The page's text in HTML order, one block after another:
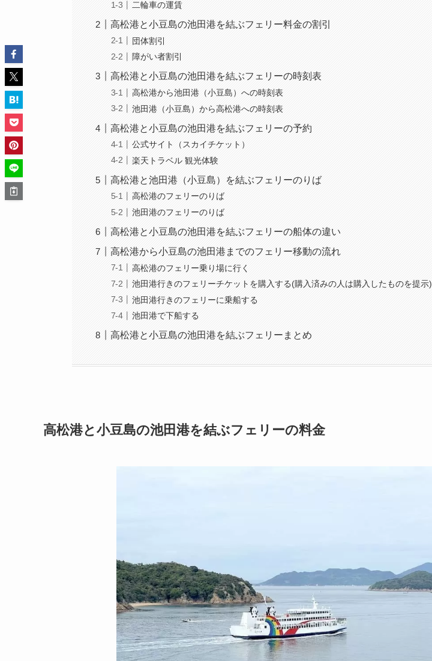
二輪車の運賃
高松港と小豆島の池田港を結ぶフェリー料金の割引
団体割引
障がい者割引
高松港と小豆島の池田港を結ぶフェリーの時刻表
高松港から池田港（小豆島）への時刻表
池田港（小豆島）から高松港への時刻表
高松港と小豆島の池田港を結ぶフェリーの予約
公式サイト（スカイチケット）
楽天トラベル 観光体験
高松港と池田港（小豆島）を結ぶフェリーのりば
高松港のフェリーのりば
池田港のフェリーのりば
高松港と小豆島の池田港を結ぶフェリーの船体の違い
高松港から小豆島の池田港までのフェリー移動の流れ
高松港のフェリー乗り場に行く
池田港行きのフェリーチケットを購入する(購入済みの人は購入したものを提示)
池田港行きのフェリーに乗船する
池田港で下船する
高松港と小豆島の池田港を結ぶフェリーまとめ
高松港と小豆島の池田港を結ぶフェリーの料金